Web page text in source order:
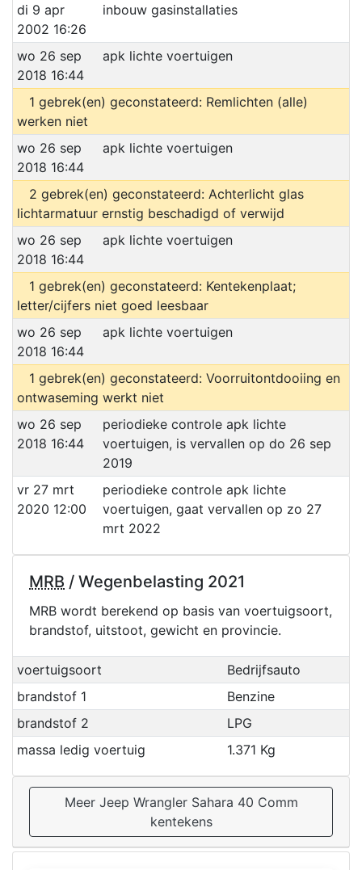
di 9 apr
2002 16:26
inbouw gasinstallaties
wo 26 sep
2018 16:44
apk lichte voertuigen
1 gebrek(en) geconstateerd: Remlichten (alle)
werken niet
wo 26 sep
2018 16:44
apk lichte voertuigen
2 gebrek(en) geconstateerd: Achterlicht glas
lichtarmatuur ernstig beschadigd of verwijd
wo 26 sep
2018 16:44
apk lichte voertuigen
1 gebrek(en) geconstateerd: Kentekenplaat;
letter/cijfers niet goed leesbaar
wo 26 sep
2018 16:44
apk lichte voertuigen
1 gebrek(en) geconstateerd: Voorruitontdooiing en
ontwaseming werkt niet
wo 26 sep
2018 16:44
periodieke controle apk lichte
voertuigen, is vervallen op do 26 sep
2019
vr 27 mrt
2020 12:00
periodieke controle apk lichte
voertuigen, gaat vervallen op zo 27
mrt 2022
MRB / Wegenbelasting 2021
MRB wordt berekend op basis van voertuigsoort,
brandstof, uitstoot, gewicht en provincie.
voertuigsoort
Bedrijfsauto
brandstof 1
Benzine
brandstof 2
LPG
massa ledig voertuig
1.371 Kg
Meer Jeep Wrangler Sahara 40 Comm
kentekens